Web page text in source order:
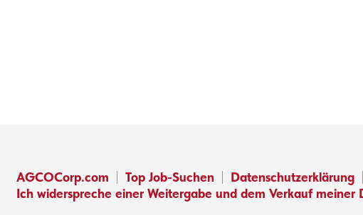
AGCOCorp.com Top Job-Suchen Datenschutzerklärung
Ich widerspreche einer Weitergabe und dem Verkauf meiner